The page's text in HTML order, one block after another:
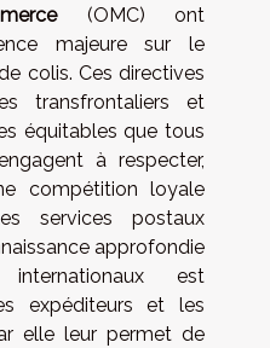
(OMC) ont
majeure sur le
colis. Ces directives
transfrontaliers et
équitables que tous
à respecter,
compétition loyale
services postaux
approfondie
est
expéditeurs et les
elle leur permet de